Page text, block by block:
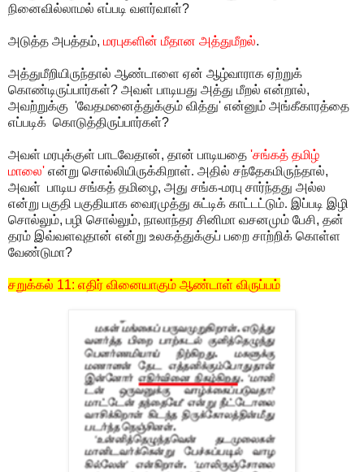
நினைவில்லாமல் எப்படி வளர்வாள்?
அடுத்த அபத்தம், மரபுகளின் மீதான அத்துமீறல்.
அத்துமீறியிருந்தால் ஆண்டாளை ஏன் ஆழ்வாராக ஏற்றுக்
கொண்டிருப்பார்கள்? அவள் பாடியது அத்து மீறல் என்றால்,
அவற்றுக்கு 'வேதமனைத்துக்கும் வித்து' என்னும் அங்கீகாரத்தை
எப்படிக் கொடுத்திருப்பார்கள்?
அவள் மரபுக்குள் பாடவேதான், தான் பாடியதை 'சங்கத் தமிழ்
மாலை' என்று சொல்லியிருக்கிறாள். அதில் சந்தேகமிருந்தால்,
அவள் பாடிய சங்கத் தமிழை, அது சங்க-மரபு சார்ந்தது அல்ல
என்று பகுதி பகுதியாக வைரமுத்து சுட்டிக் காட்டட்டும். இப்படி இழி
சொல்லும், பழி சொல்லும், நாலாந்தர சினிமா வசனமும் பேசி, தன்
தரம் இவ்வளவுதான் என்று உலகத்துக்குப் பறை சாற்றிக் கொள்ள
வேண்டுமா?
சறுக்கல் 11: எதிர் வினையாகும் ஆண்டாள் விருப்பம்